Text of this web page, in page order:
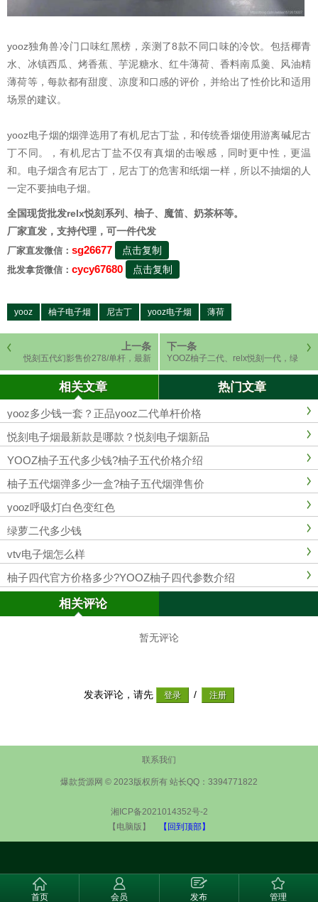
yooz独角兽冷门口味红黑榜，亲测了8款不同口味的冷饮。包括椰青
水、冰镇西瓜、烤香蕉、芋泥糖水、红牛薄荷、香料南瓜羹、风油精
薄荷等，每款都有甜度、凉度和口感的评价，并给出了性价比和适用
场景的建议。
yooz电子烟的烟弹选用了有机尼古丁盐，和传统香烟使用游离碱尼古
丁不同。，有机尼古丁盐不仅有真烟的击喉感，同时更中性，更温
和。电子烟含有尼古丁，尼古丁的危害和纸烟一样，所以不抽烟的人
一定不要抽电子烟。
全国现货批发relx悦刻系列、柚子、魔笛、奶茶杯等。
厂家直发，支持代理，可一件代发
厂家直发微信： sg26677 点击复制
批发拿货微信： cycy67680 点击复制
yooz 柚子电子烟 尼古丁 yooz电子烟 薄荷
上一条
悦刻五代幻影售价278/单杆，最新
上新9款颜色
下一条
YOOZ柚子二代、relx悦刻一代，绿
萝二代产品测评
相关文章 热门文章
yooz多少钱一套？正品yooz二代单杆价格
悦刻电子烟最新款是哪款？悦刻电子烟新品
YOOZ柚子五代多少钱?柚子五代价格介绍
柚子五代烟弹多少一盒?柚子五代烟弹售价
yooz呼吸灯白色变红色
绿萝二代多少钱
vtv电子烟怎么样
柚子四代官方价格多少?YOOZ柚子四代参数介绍
相关评论
暂无评论
发表评论，请先 /
联系我们
爆款货源网 © 2023版权所有 站长QQ：3394771822
湘ICP备2021014352号-2
【电脑版】
【回到顶部】
首页 会员 发布 管理